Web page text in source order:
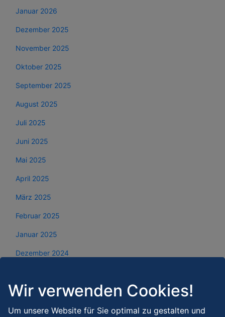
Januar 2026
Dezember 2025
November 2025
Oktober 2025
September 2025
August 2025
Juli 2025
Juni 2025
Mai 2025
April 2025
März 2025
Februar 2025
Januar 2025
Dezember 2024
Oktober 2024
September 2024
Wir verwenden Cookies!
Um unsere Website für Sie optimal zu gestalten und